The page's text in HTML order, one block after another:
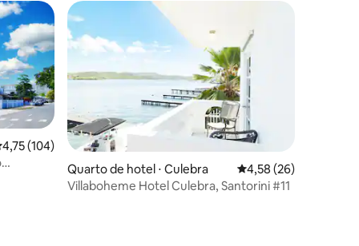
de uma avaliação média de 5, 104 avaliações
4,75 (104)
Quarto de hotel ⋅ Culebra 4,58 de uma
4,58 (26)
Villaboheme Hotel Culebra, Santorini #11